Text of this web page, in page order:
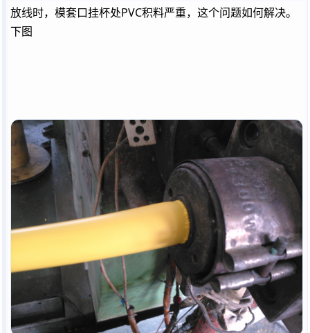
放线时，模套口挂杯处PVC积料严重，这个问题如何解决。
下图